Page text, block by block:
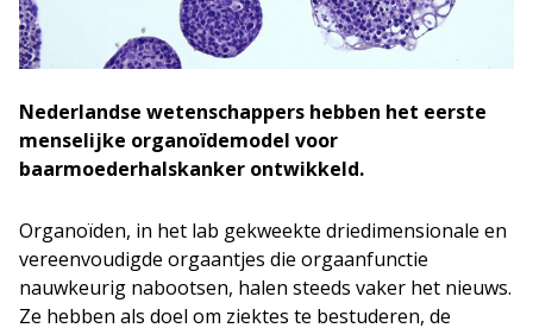
Nederlandse wetenschappers hebben het eerste
menselijke organoïdemodel voor
baarmoederhalskanker ontwikkeld.
Organoïden, in het lab gekweekte driedimensionale en
vereenvoudigde orgaantjes die orgaanfunctie
nauwkeurig nabootsen, halen steeds vaker het nieuws.
Ze hebben als doel om ziektes te bestuderen, de